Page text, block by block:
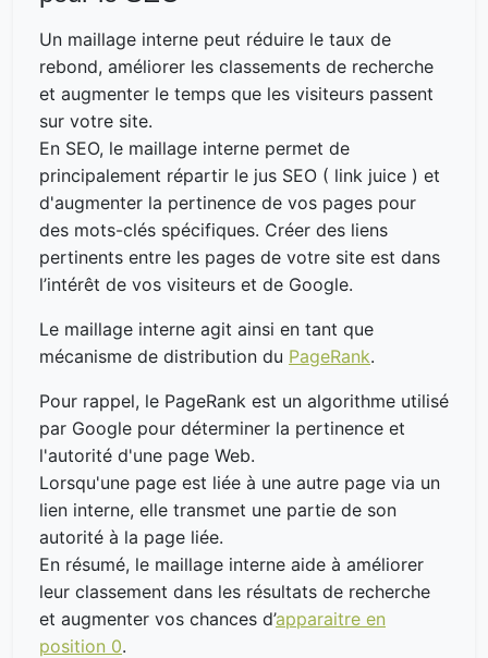
Un maillage interne peut réduire le taux de
rebond, améliorer les classements de recherche
et augmenter le temps que les visiteurs passent
sur votre site.
En SEO, le maillage interne permet de
principalement répartir le jus SEO ( link juice ) et
d'augmenter la pertinence de vos pages pour
des mots-clés spécifiques. Créer des liens
pertinents entre les pages de votre site est dans
l’intérêt de vos visiteurs et de Google.
Le maillage interne agit ainsi en tant que
mécanisme de distribution du PageRank.
Pour rappel, le PageRank est un algorithme utilisé
par Google pour déterminer la pertinence et
l'autorité d'une page Web.
Lorsqu'une page est liée à une autre page via un
lien interne, elle transmet une partie de son
autorité à la page liée.
En résumé, le maillage interne aide à améliorer
leur classement dans les résultats de recherche
et augmenter vos chances d’apparaitre en
position 0.